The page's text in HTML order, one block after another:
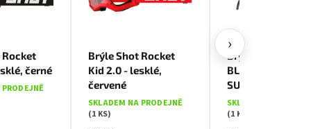
černé
Brýle Shot Rocket
Kid 2.0 - lesklé,
červené
SKLADEM NA PRODEJNĚ
(1 KS)
Brýle TITAN,
BLACK MATT,
SUPER WHITE
SKLADEM NA
(1 KS)
›